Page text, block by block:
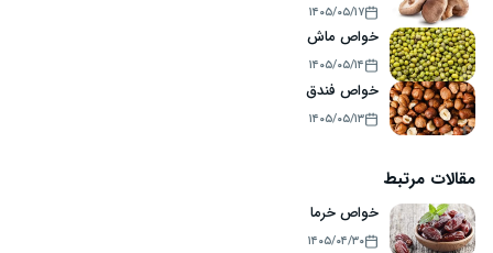
۱۴۰۵/۰۵/۱۷
خواص ماش
۱۴۰۵/۰۵/۱۴
خواص فندق
۱۴۰۵/۰۵/۱۳
مقالات مرتبط
خواص خرما
۱۴۰۵/۰۴/۳۰